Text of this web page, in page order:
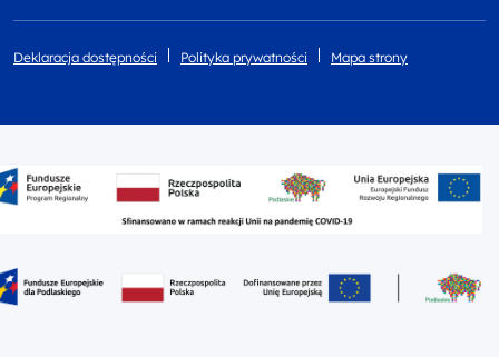
Deklaracja dostępności Polityka prywatności Mapa strony